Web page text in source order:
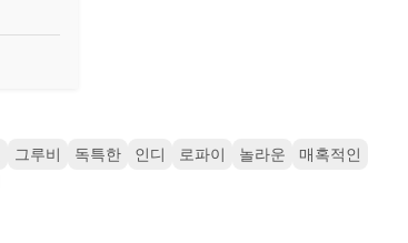
그루비 독특한 인디 로파이 놀라운 매혹적인